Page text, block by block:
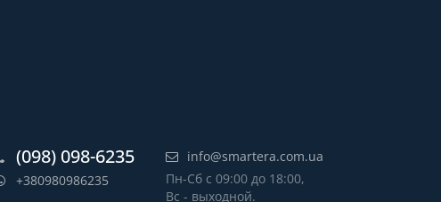
(098) 098-6235
+380980986235
info@smartera.com.ua
Пн-Сб с 09:00 до 18:00,
Вс - выходной.